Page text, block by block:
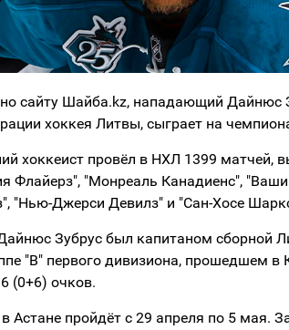
сайту Шайба.kz, нападающий Дайнюс
хоккея Литвы, сыграет на
хоккеист провёл в НХЛ 1399 матчей,
Флайерз", "Монреаль Канадиенс",
"Нью-Джерси Девилз" и "Сан-Хосе
Зубрус был капитаном сборной
"B" первого дивизиона, прошедшем в
(0+6) очков.
Астане пройдёт с 29 апреля по 5 мая.